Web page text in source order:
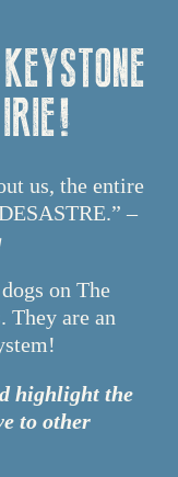
us, the entire
–
on The
They are an
highlight the
to other